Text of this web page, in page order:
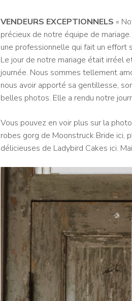
VENDEURS EXCEPTIONNELS «
précieux de notre équipe de mariage.
une professionnelle qui fait un effort
Le jour de notre mariage était irréel
journée. Nous sommes tellement
nous avoir apporté sa gentillesse,
belles photos. Elle a rendu notre
Vous pouvez en voir plus sur la
robes gorg de Moonstruck Bride ici,
délicieuses de Ladybird Cakes ici.